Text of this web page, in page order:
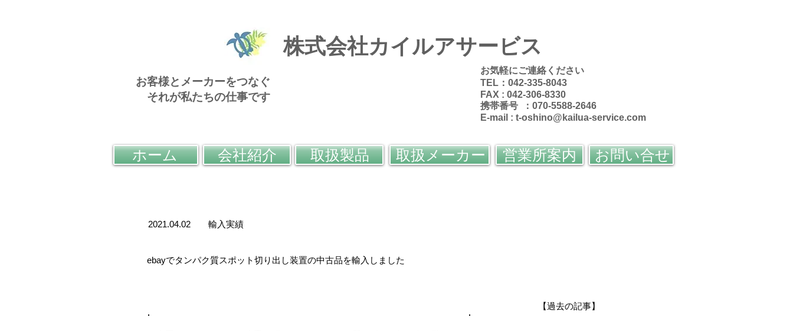
株式会社カイルアサービス
お客様とメーカーをつなぐ
それが私たちの仕事です
お気軽にご連絡ください
TEL：042-335-8043
FAX : 042-306-8330
携帯番号 ：070-5588-2646
E-mail : t-oshino@kailua-service.com
ホーム 会社紹介 取扱製品 取扱メーカー 営業所案内 お問い合せ
2021.04.02 輸入実績
ebayでタンパク質スポット切り出し装置の中古品を輸入しました
【過去の記事】